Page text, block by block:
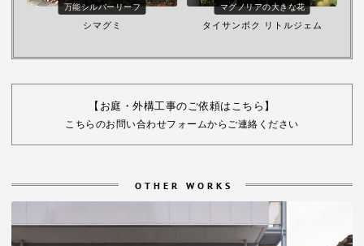
万能シルバーリーフ
シマグミ
マグノリアの大きな花
タイサンボク リトルジェム
【お庭・外構工事のご依頼はこちら】
こちらのお問い合わせフォームからご連絡ください
OTHER WORKS